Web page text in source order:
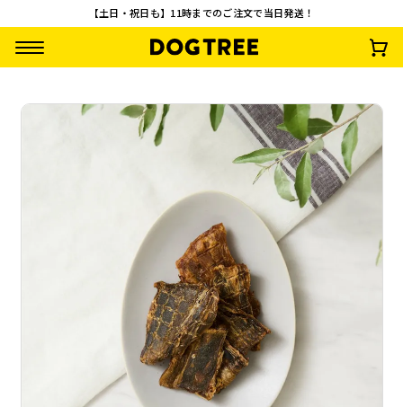
【土日・祝日も】11時までのご注文で当日発送！
鮪（まぐろ）スティ
847
鱈（たら）ほぐし
ロング袋 約50g
¥1,595 (税込)